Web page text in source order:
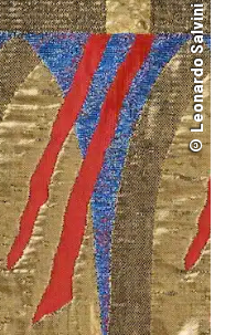
© Leonardo Salvini